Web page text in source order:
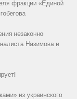
фракции «Единой
незаконно
Назимова и
из украинского